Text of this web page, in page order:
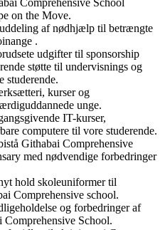
Comprehensive School
on the Move.
af nødhjælp til betrængte
.
udgifter til sponsorship
støtte til undervisnings og
studerende.
kurser og
unge.
IT-kurser,
computere til vore studerende.
Githabai Comprehensive
med nødvendige forbedringer
hold skoleuniformer til
Comprehensive school.
og forbedringer af
School.